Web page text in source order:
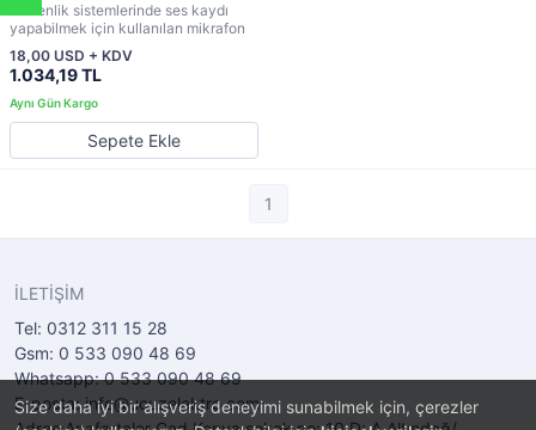
Size daha iyi bir alışveriş deneyimi sunabilmek için, çerezler
Güvenlik sistemlerinde ses kaydı
yapabilmek için kullanılan mikrafon
1.034,19 TL
18,00 USD + KDV
Sepete Ekle
1
İLETİŞİM
Tel: 0312 311 15 28
Gsm: 0 533 090 48 69
Whatsapp: 0 533 090 48 69
E-posta: info@ucuzelektro.com